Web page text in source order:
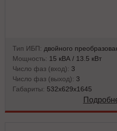
Тип ИБП: двойного
Мощность: 15 кВА / 13.5 кВт
Число фаз (вход): 3
Число фаз (выход): 3
Габариты: 532х629х1645